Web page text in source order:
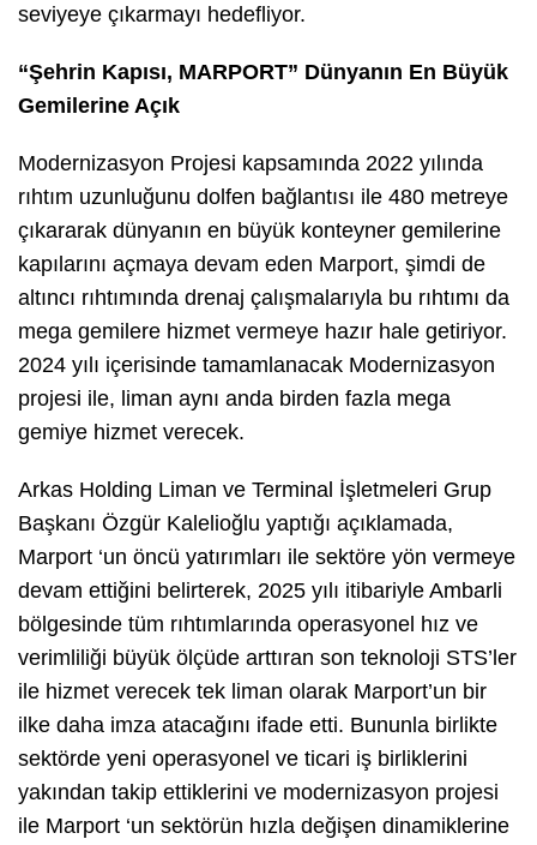
seviyeye çıkarmayı hedefliyor.
“Şehrin Kapısı, MARPORT” Dünyanın En Büyük
Gemilerine Açık
Modernizasyon Projesi kapsamında 2022 yılında
rıhtım uzunluğunu dolfen bağlantısı ile 480 metreye
çıkararak dünyanın en büyük konteyner gemilerine
kapılarını açmaya devam eden Marport, şimdi de
altıncı rıhtımında drenaj çalışmalarıyla bu rıhtımı da
mega gemilere hizmet vermeye hazır hale getiriyor.
2024 yılı içerisinde tamamlanacak Modernizasyon
projesi ile, liman aynı anda birden fazla mega
gemiye hizmet verecek.
Arkas Holding Liman ve Terminal İşletmeleri Grup
Başkanı Özgür Kalelioğlu yaptığı açıklamada,
Marport ‘un öncü yatırımları ile sektöre yön vermeye
devam ettiğini belirterek, 2025 yılı itibariyle Ambarli
bölgesinde tüm rıhtımlarında operasyonel hız ve
verimliliği büyük ölçüde arttıran son teknoloji STS’ler
ile hizmet verecek tek liman olarak Marport’un bir
ilke daha imza atacağını ifade etti. Bununla birlikte
sektörde yeni operasyonel ve ticari iş birliklerini
yakından takip ettiklerini ve modernizasyon projesi
ile Marport ‘un sektörün hızla değişen dinamiklerine